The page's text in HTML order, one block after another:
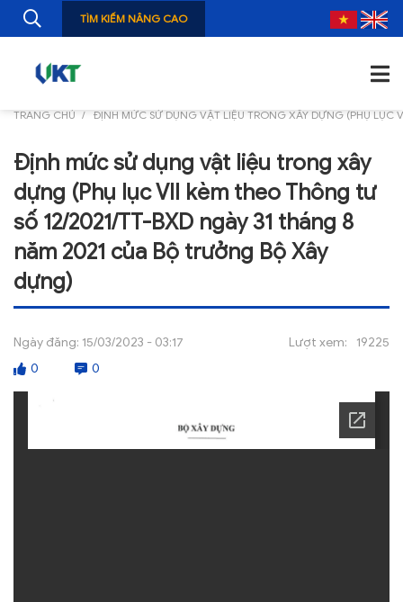
GIỚI THIỆU
TIN TỨC
NGHIÊN CỨU
ẤN PHẨM
TƯ VẤN
THÔNG TIN CÔNG BỐ
TÌM KIẾM NÂNG CAO
TRANG CHỦ ĐỊNH MỨC SỬ DỤNG VẬT LIỆU TRONG XÂY DỰNG (PHỤ
Định mức sử dụng vật liệu trong xây
dựng (Phụ lục VII kèm theo Thông tư
số 12/2021/TT-BXD ngày 31 tháng 8
năm 2021 của Bộ trưởng Bộ Xây
dựng)
Ngày đăng: 15/03/2023 - 03:17 Lượt xem:
19225
0
0